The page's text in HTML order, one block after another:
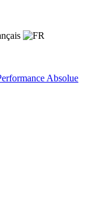
Absolue